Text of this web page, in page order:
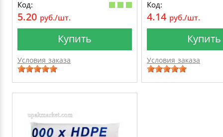
Код:
5.20 руб./шт.
Купить
Условия заказа
Код:
4.14 руб./шт.
Купить
Условия заказа